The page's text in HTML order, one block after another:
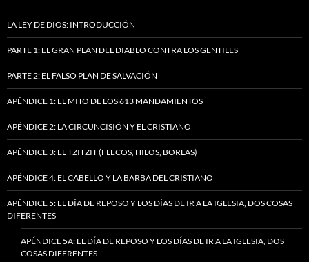
LA LEY DE DIOS: INTRODUCCIÓN
PARTE 1: EL GRAN PLAN DEL DIABLO CONTRA LOS GENTILES
PARTE 2: EL FALSO PLAN DE SALVACIÓN
APÉNDICE 1: EL MITO DE LOS 613 MANDAMIENTOS
APÉNDICE 2: LA CIRCUNCISIÓN Y EL CRISTIANO
APÉNDICE 3: EL TZITZIT (FLECOS, HILOS, BORLAS)
APÉNDICE 4: EL CABELLO Y LA BARBA DEL CRISTIANO
APÉNDICE 5: EL DÍA DE REPOSO Y LOS DÍAS DE IR A LA IGLESIA, DOS COSAS
DIFERENTES
APÉNDICE 5A: EL DÍA DE REPOSO Y LOS DÍAS DE IR A LA IGLESIA, DOS
COSAS DIFERENTES